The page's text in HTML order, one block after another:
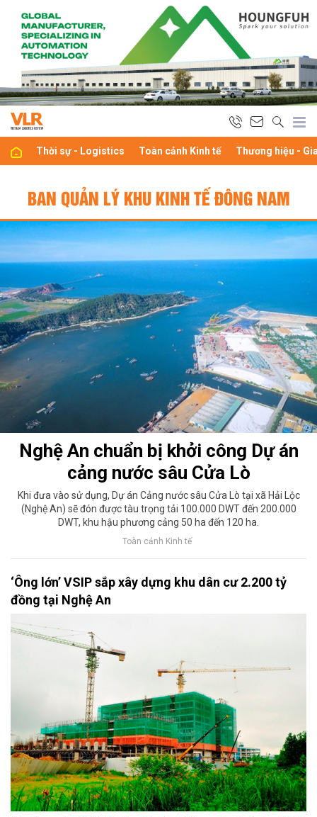
Thời sự - Logistics Toàn cảnh Kinh tế Thương hiệu -
BAN QUẢN LÝ KHU KINH TẾ ĐÔNG NAM
Nghệ An chuẩn bị khởi công Dự án
cảng nước sâu Cửa Lò
Khi đưa vào sử dụng, Dự án Cảng nước sâu Cửa Lò tại xã Hải Lộc
(Nghệ An) sẽ đón được tàu trọng tải 100.000 DWT đến 200.000
DWT, khu hậu phương cảng 50 ha đến 120 ha.
Toàn cảnh Kinh tế
‘Ông lớn’ VSIP sắp xây dựng khu dân cư 2.200 tỷ
đồng tại Nghệ An